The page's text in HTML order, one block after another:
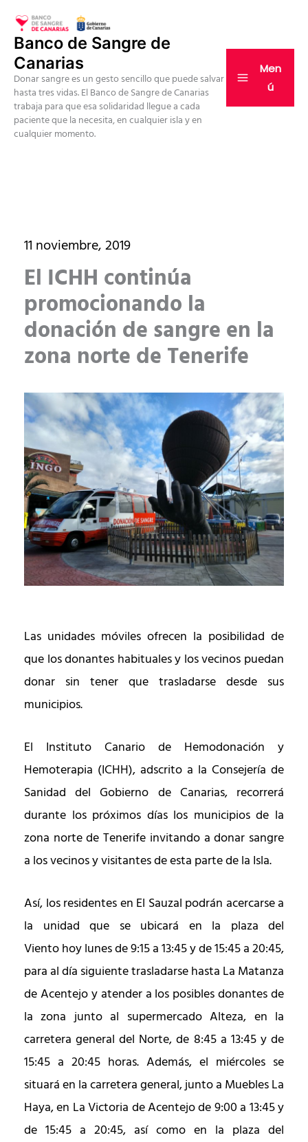
contenido
Banco de Sangre de
Canarias
Donar sangre es un gesto sencillo que puede salvar
hasta tres vidas. El Banco de Sangre de Canarias
trabaja para que esa solidaridad llegue a cada
paciente que la necesita, en cualquier isla y en
cualquier momento.
Men
ú
11 noviembre, 2019
El ICHH continúa
promocionando la
donación de sangre en la
zona norte de Tenerife
Las unidades móviles ofrecen la posibilidad de
que los donantes habituales y los vecinos puedan
donar sin tener que trasladarse desde sus
municipios.
El Instituto Canario de Hemodonación y
Hemoterapia (ICHH), adscrito a la Consejería de
Sanidad del Gobierno de Canarias, recorrerá
durante los próximos días los municipios de la
zona norte de Tenerife invitando a donar sangre
a los vecinos y visitantes de esta parte de la Isla.
Así, los residentes en El Sauzal podrán acercarse a
la unidad que se ubicará en la plaza del
Vientohoylunes de 9:15 a 13:45 y de 15:45 a 20:45,
para al día siguiente trasladarse hasta La Matanza
de Acentejo y atender a los posibles donantes de
la zona junto al supermercado Alteza, en la
carretera general del Norte, de 8:45 a 13:45 y de
15:45 a 20:45 horas. Además, el miércoles se
situará en la carretera general, junto a Muebles La
Haya, en La Victoria de Acentejo de 9:00 a 13:45 y
de 15:45 a 20:45, así como en la plaza del